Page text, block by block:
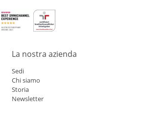
La nostra azienda
Sedi
Chi siamo
Storia
Newsletter